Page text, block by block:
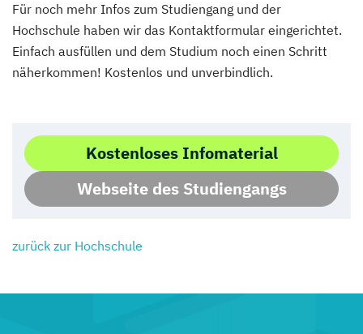
Für noch mehr Infos zum Studiengang und der
Hochschule haben wir das Kontaktformular eingerichtet.
Einfach ausfüllen und dem Studium noch einen Schritt
näherkommen! Kostenlos und unverbindlich.
Kostenloses Infomaterial
Webseite des Studiengangs
zurück zur Hochschule